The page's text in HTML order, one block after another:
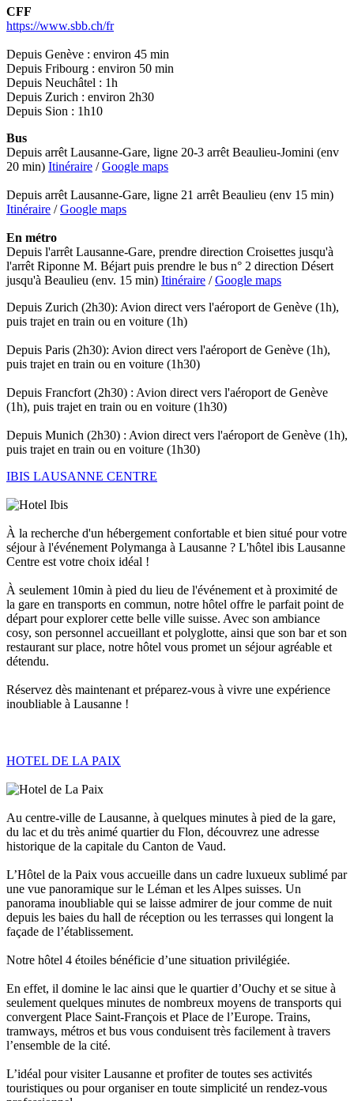
CFF
https://www.sbb.ch/fr
Depuis Genève : environ 45 min
Depuis Fribourg : environ 50 min
Depuis Neuchâtel : 1h
Depuis Zurich : environ 2h30
Depuis Sion : 1h10
Bus
Depuis arrêt Lausanne-Gare, ligne 20-3 arrêt Beaulieu-Jomini (env
20 min) Itinéraire /Google maps
Depuis arrêt Lausanne-Gare, ligne 21 arrêt Beaulieu (env 15 min)
Itinéraire /Google maps
En métro
Depuis l'arrêt Lausanne-Gare, prendre direction Croisettes jusqu'à
l'arrêt Riponne M. Béjart puis prendre le bus n° 2 direction Désert
jusqu'à Beaulieu (env. 15 min) Itinéraire /Google maps
Depuis Zurich (2h30): Avion direct vers l'aéroport de Genève (1h),
puis trajet en train ou en voiture (1h)
Depuis Paris (2h30): Avion direct vers l'aéroport de Genève (1h),
puis trajet en train ou en voiture (1h30)
Depuis Francfort (2h30) : Avion direct vers l'aéroport de Genève
(1h), puis trajet en train ou en voiture (1h30)
Depuis Munich (2h30) : Avion direct vers l'aéroport de Genève (1h),
puis trajet en train ou en voiture (1h30)
IBIS LAUSANNE CENTRE
À la recherche d'un hébergement confortable et bien situé pour votre
séjour à l'événement Polymanga à Lausanne ? L'hôtel ibis Lausanne
Centre est votre choix idéal !
À seulement 10min à pied du lieu de l'événement et à proximité de
la gare en transports en commun, notre hôtel offre le parfait point de
départ pour explorer cette belle ville suisse. Avec son ambiance
cosy, son personnel accueillant et polyglotte, ainsi que son bar et son
restaurant sur place, notre hôtel vous promet un séjour agréable et
détendu.
Réservez dès maintenant et préparez-vous à vivre une expérience
inoubliable à Lausanne !
HOTEL DE LA PAIX
Au centre-ville de Lausanne, à quelques minutes à pied de la gare,
du lac et du très animé quartier du Flon, découvrez une adresse
historique de la capitale du Canton de Vaud.
L’Hôtel de la Paix vous accueille dans un cadre luxueux sublimé par
une vue panoramique sur le Léman et les Alpes suisses. Un
panorama inoubliable qui se laisse admirer de jour comme de nuit
depuis les baies du hall de réception ou les terrasses qui longent la
façade de l’établissement.
Notre hôtel 4 étoiles bénéficie d’une situation privilégiée.
En effet, il domine le lac ainsi que le quartier d’Ouchy et se situe à
seulement quelques minutes de nombreux moyens de transports qui
convergent Place Saint-François et Place de l’Europe. Trains,
tramways, métros et bus vous conduisent très facilement à travers
l’ensemble de la cité.
L’idéal pour visiter Lausanne et profiter de toutes ses activités
touristiques ou pour organiser en toute simplicité un rendez-vous